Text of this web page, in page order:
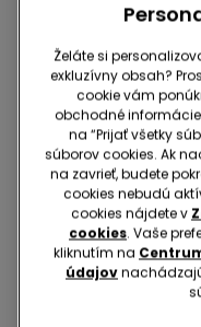
-70%
3 Farba v zľave
Želáte si
exkluzívny obsah?
cookie vám
obchodné
na “Prijať všetky
súborov cookies. Ak
na zavrieť, budete
cookies nebudú
cookies nájdete v
cookies. Vaše
kliknutím na
údajov